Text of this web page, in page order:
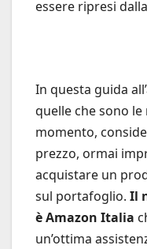
essere ripresi
In questa guida
quelle che sono
momento,
prezzo, ormai
acquistare un
sul portafoglio. Il
è Amazon Italia
un’ottima